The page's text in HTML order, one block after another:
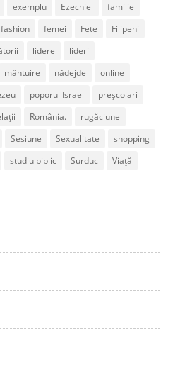
exemplu Ezechiel
familie
fashion femei Fete
Filipeni
lidere
lideri
mântuire nădejde
online
poporul Israel
preșcolari
România.
rugăciune
Sesiune Sexualitate
shopping
studiu biblic Surduc Viață